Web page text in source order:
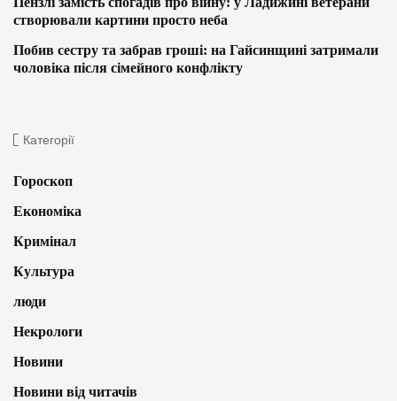
створювали картини просто неба
Побив сестру та забрав гроші: на Гайсинщині затримали
чоловіка після сімейного конфлікту
Категорії
Гороскоп
Економіка
Кримінал
Культура
люди
Некрологи
Новини
Новини від читачів